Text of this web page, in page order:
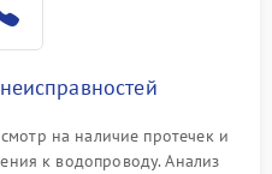
1700 ₽
2100 ₽ Подробнее →
на наличие протечек и
к водопроводу. Анализ